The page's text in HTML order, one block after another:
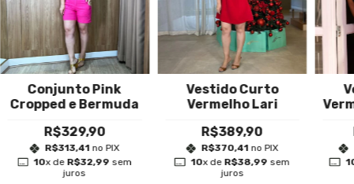
Conjunto Pink
Cropped e Bermuda
R$329,90
R$313,41 no PIX
10x de R$32,99 sem
juros
Vestido Curto
Vermelho Lari
R$389,90
R$370,41 no PIX
10x de R$38,99 sem
juros